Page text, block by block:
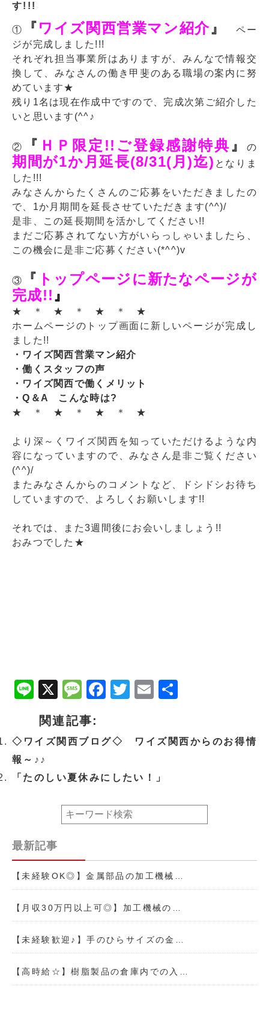
す!!!
① 『ワイズ関西営業マン紹介』
ペー
ジが完成しました!!!
それぞれ担当事業所はありますが、みんなで情報交
換して、みなさんの働き甲斐のある職場の案内に努
めています★
残り1名は現在作成中ですので、完成次第ご紹介した
いと思います(^^♪
② 『 ＨＰ限定!!ご登録感謝特典』 の
期間が1か月延長(8/31(月)迄) となりま
した!!!
みなさんからたくさんのご応募をいただきましたの
で、1か月期間を延長させていただきます(^^)/
是非、この延長期間を活かしてください!!
まだご応募されてない方がいらっしゃいましたら、
この機会に是非ご応募ください(*^^)v
③ 『 トップページに新たなページが
完成!!』
★ ＊ ★ ＊ ★ ＊ ★
ホームページのトップ画面に新しいページが完成し
ました!!
・ワイズ関西営業マン紹介
・働くスタッフの声
・ワイズ関西で働くメリット
・Q＆A こんな時は?
★ ＊ ★ ＊ ★ ＊ ★
より深～くワイズ関西を知っていただけるような内
容になっていますので、みなさん是非ご覧ください
(^^)/
またみなさんからのコメントなど、ドシドシお待ち
していますので、よろしくお願いします!!
それでは、また3週間後にお会いしましょう!!
おみつでした★
Line
X Message
Facebook
Twitter
Email
関連記事:
◇ワイズ関西ブログ◇ ワイズ関西からのお得情
報～♪♪
「たのしい夏休みにしたい！」
最新記事
【未経験OK◎】金属部品の加工機械…
【月収30万円以上可◎】加工機械の…
【未経験歓迎♪】手のひらサイズの金…
【高時給☆】樹脂製品の倉庫内での入…